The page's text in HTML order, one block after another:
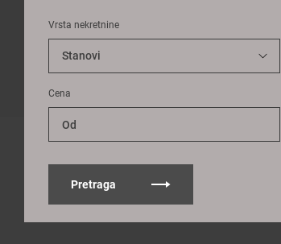
Vrsta nekretnine
Cena
Pretraga